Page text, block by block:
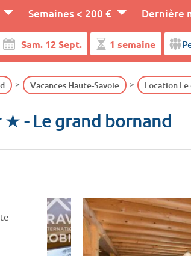
Semaines < 200 € Dernière
Vacances Haute-Savoie Location
★- Le grand bornand